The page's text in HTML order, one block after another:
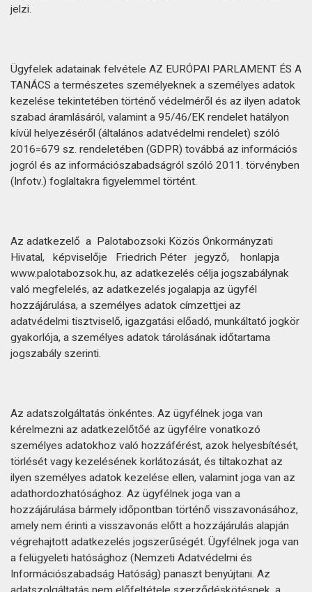
jelzi.
Ügyfelek adatainak felvétele AZ EURÓPAI PARLAMENT ÉS A
TANÁCS a természetes személyeknek a személyes adatok
kezelése tekintetében történő védelméről és az ilyen adatok
szabad áramlásáról, valamint a 95/46/EK rendelet hatályon
kívül helyezéséről (általános adatvédelmi rendelet) szóló
2016=679 sz. rendeletében (GDPR) továbbá az információs
jogról és az információszabadságról szóló 2011. törvényben
(Infotv.) foglaltakra figyelemmel történt.
Az adatkezelő a Palotabozsoki Közös Önkormányzati
Hivatal, képviselője Friedrich Péter jegyző, honlapja
www.palotabozsok.hu, az adatkezelés célja jogszabálynak
való megfelelés, az adatkezelés jogalapja az ügyfél
hozzájárulása, a személyes adatok címzettjei az
adatvédelmi tisztviselő, igazgatási előadó, munkáltató jogkör
gyakorlója, a személyes adatok tárolásának időtartama
jogszabály szerinti.
Az adatszolgáltatás önkéntes. Az ügyfélnek joga van
kérelmezni az adatkezelőtőé az ügyfélre vonatkozó
személyes adatokhoz való hozzáférést, azok helyesbítését,
törlését vagy kezelésének korlátozását, és tiltakozhat az
ilyen személyes adatok kezelése ellen, valamint joga van az
adathordozhatósághoz. Az ügyfélnek joga van a
hozzájárulása bármely időpontban történő visszavonásához,
amely nem érinti a visszavonás előtt a hozzájárulás alapján
végrehajtott adatkezelés jogszerűségét. Ügyfélnek joga van
a felügyeleti hatósághoz (Nemzeti Adatvédelmi és
Információszabadság Hatóság) panaszt benyújtani. Az